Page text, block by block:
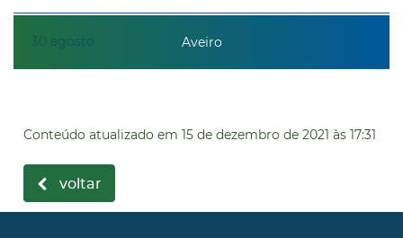
30 agosto Aveiro
Conteúdo atualizado em 15 de dezembro de 2021 às 17:31
voltar